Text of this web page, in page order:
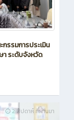
รรมการประเมิน
า ระดับจังหวัด
2 สัปดาห์ ที่ผ่านมา